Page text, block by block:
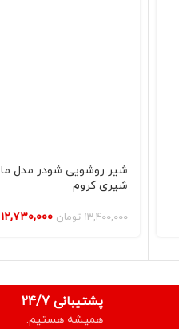
شیر روشویی شودر مدل
شیری کروم
۱۳,۴۰۰,۰۰۰ تومان ۱۲,۷۳۰,۰۰۰
پشتیبانی 24/7
همیشه هستیم.